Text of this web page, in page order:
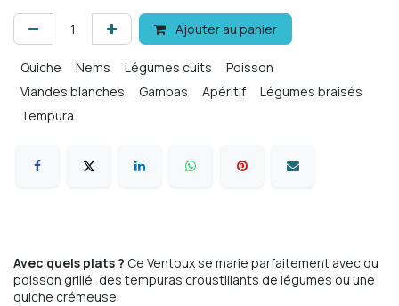
Ajouter au panier
Quiche Nems Légumes cuits
Poisson
Viandes blanches
Gambas Apéritif
Légumes braisés
Tempura
Avec quels plats ? Ce Ventoux se marie parfaitement avec du
poisson grillé, des tempuras croustillants de légumes ou une
quiche crémeuse.